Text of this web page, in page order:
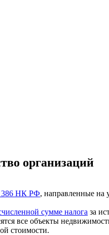
организаций
386 НК РФ, направленные на
сумме налога за
все объекты
стоимости.